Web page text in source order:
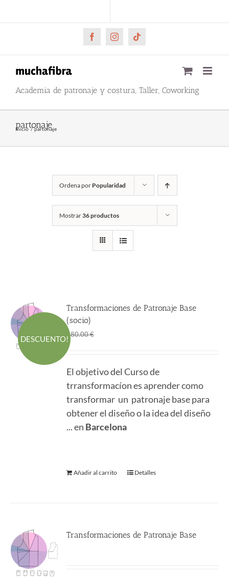
al
FacebookInstagramTiktok
Academia de patronaje y costura, Taller, Coworking
partonaje
Inicio partonaje
Ordena por Popularidad
Mostrar36 productos
DESCUENTO!
Transformaciones de Patronaje Base
(socio)
380.00€
era:
380.00 €.
es:
298.00 €.
El objetivo del Curso de
trransformacíon es aprender como
transformar un patronaje base para
obtener el diseño o la idea del diseño
... en Barcelona
Añadir al carrito Detalles
Transformaciones de Patronaje Base